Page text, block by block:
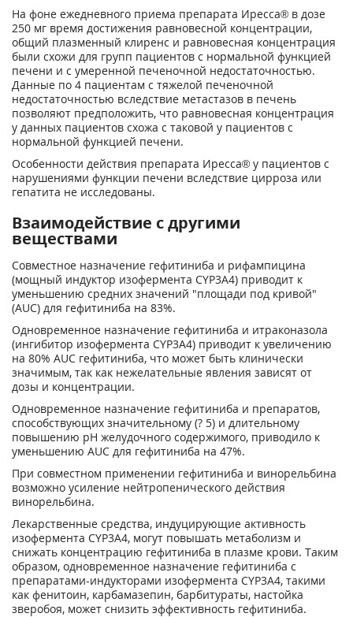
На фоне ежедневного приема препарата Иресса® в дозе
250 мг время достижения равновесной концентрации,
общий плазменный клиренс и равновесная концентрация
были схожи для групп пациентов с нормальной функцией
печени и с умеренной печеночной недостаточностью.
Данные по 4 пациентам с тяжелой печеночной
недостаточностью вследствие метастазов в печень
позволяют предположить, что равновесная концентрация
у данных пациентов схожа с таковой у пациентов с
нормальной функцией печени.
Особенности действия препарата Иресса® у пациентов с
нарушениями функции печени вследствие цирроза или
гепатита не исследованы.
Взаимодействие с другими
веществами
Совместное назначение гефитиниба и рифампицина
(мощный индуктор изофермента CYP3A4) приводит к
уменьшению средних значений "площади под кривой"
(AUC) для гефитиниба на 83%.
Одновременное назначение гефитиниба и итраконазола
(ингибитор изофермента CYP3A4) приводит к увеличению
на 80% AUC гефитиниба, что может быть клинически
значимым, так как нежелательные явления зависят от
дозы и концентрации.
Одновременное назначение гефитиниба и препаратов,
способствующих значительному (? 5) и длительному
повышению pH желудочного содержимого, приводило к
уменьшению AUC для гефитиниба на 47%.
При совместном применении гефитиниба и винорельбина
возможно усиление нейтропенического действия
винорельбина.
Лекарственные средства, индуцирующие активность
изофермента CYP3A4, могут повышать метаболизм и
снижать концентрацию гефитиниба в плазме крови. Таким
образом, одновременное назначение гефитиниба с
препаратами-индукторами изофермента CYP3A4, такими
как фенитоин, карбамазепин, барбитураты, настойка
зверобоя, может снизить эффективность гефитиниба.